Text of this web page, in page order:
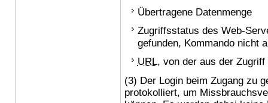
Übertragene Datenmenge
Zugriffsstatus des Web-
gefunden, Kommando nicht
URL, von der aus der Zugriff
(3) Der Login beim Zugang zu
protokolliert, um